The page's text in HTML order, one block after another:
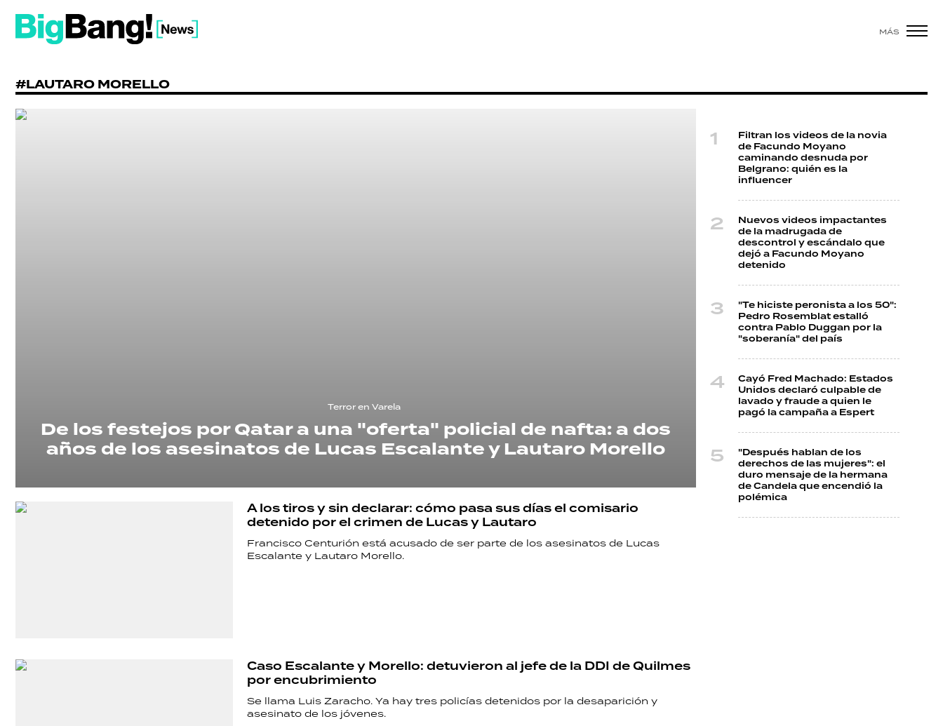
MÁS
#LAUTARO MORELLO
Terror en Varela
De los festejos por Qatar a una "oferta" policial de nafta: a dos
años de los asesinatos de Lucas Escalante y Lautaro Morello
A los tiros y sin declarar: cómo pasa sus días el comisario
detenido por el crimen de Lucas y Lautaro
Francisco Centurión está acusado de ser parte de los asesinatos de Lucas
Escalante y Lautaro Morello.
Caso Escalante y Morello: detuvieron al jefe de la DDI de Quilmes
por encubrimiento
Se llama Luis Zaracho. Ya hay tres policías detenidos por la desaparición y
asesinato de los jóvenes.
Filtran los videos de la novia
de Facundo Moyano
caminando desnuda por
Belgrano: quién es la
influencer
Nuevos videos impactantes
de la madrugada de
descontrol y escándalo que
dejó a Facundo Moyano
detenido
"Te hiciste peronista a los 50":
Pedro Rosemblat estalló
contra Pablo Duggan por la
"soberanía" del país
Cayó Fred Machado: Estados
Unidos declaró culpable de
lavado y fraude a quien le
pagó la campaña a Espert
"Después hablan de los
derechos de las mujeres": el
duro mensaje de la hermana
de Candela que encendió la
polémica